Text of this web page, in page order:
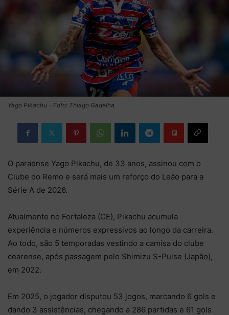
Yago Pikachu – Foto: Thiago Gadelha
O paraense Yago Pikachu, de 33 anos, assinou com o
Clube do Remo e será mais um reforço do Leão para a
Série A de 2026.
Atualmente no Fortaleza (CE), Pikachu acumula
experiência e números expressivos ao longo da carreira.
Ao todo, são 5 temporadas vestindo a camisa do clube
cearense, após passagem pelo Shimizu S-Pulse (Japão),
em 2022.
Em 2025, o jogador disputou 53 jogos, marcando 6 gols e
dando 3 assistências, chegando a 286 partidas e 61 gols